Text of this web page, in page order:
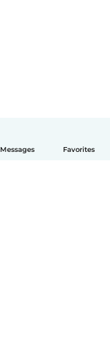
Messages Favorites